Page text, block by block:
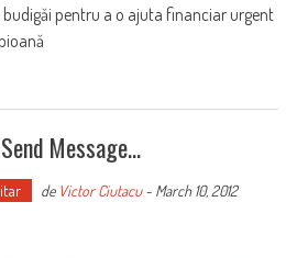
budigăi pentru a o ajuta financiar urgent
Message…
de Victor Ciutacu- March 10, 2012